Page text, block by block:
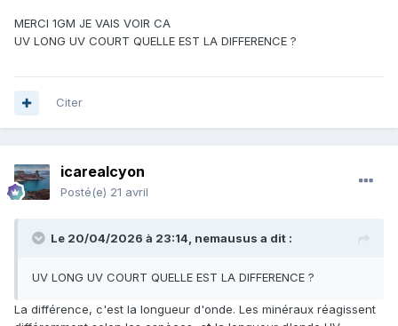
MERCI 1GM JE VAIS VOIR CA
UV LONG UV COURT QUELLE EST LA DIFFERENCE ?
Citer
icarealcyon
Posté(e) 21 avril
Le 20/04/2026 à 23:14, nemausus a dit :
UV LONG UV COURT QUELLE EST LA DIFFERENCE ?
La différence, c'est la longueur d'onde. Les minéraux réagissent